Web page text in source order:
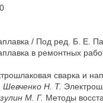
/ Под ред. Б. Е.
в ремонтных
сварка и
Н. Т.
М. Г. Методы